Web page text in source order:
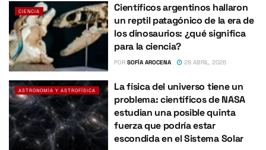
CIENCIA
Científicos argentinos hallaron
un reptil patagónico de la era de
los dinosaurios: ¿qué significa
para la ciencia?
POR SOFÍA AROCENA 28 ABRIL, 2026
ASTRONOMÍA Y ASTROFÍSICA
La física del universo tiene un
problema: científicos de NASA
estudian una posible quinta
fuerza que podría estar
escondida en el Sistema Solar